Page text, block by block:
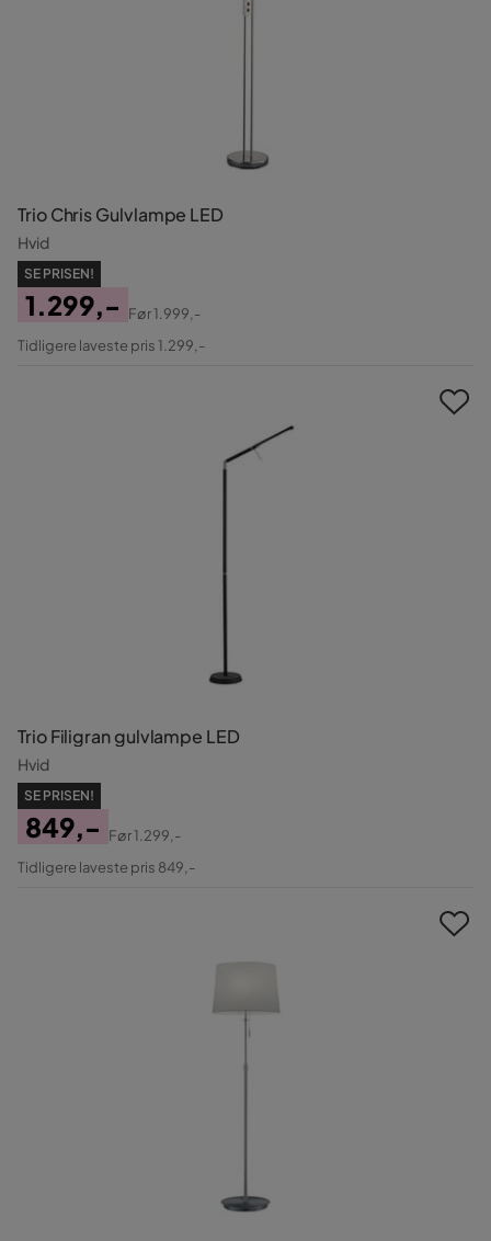
Trio Chris Gulvlampe LED
Hvid
SE PRISEN!
Pris
1.299,-
Original
Før1.999,-
Tidligere laveste pris 1.299,-
Trio Filigran gulvlampe LED
Hvid
SE PRISEN!
Pris
849,-
Original
Før1.299,-
Tidligere laveste pris 849,-